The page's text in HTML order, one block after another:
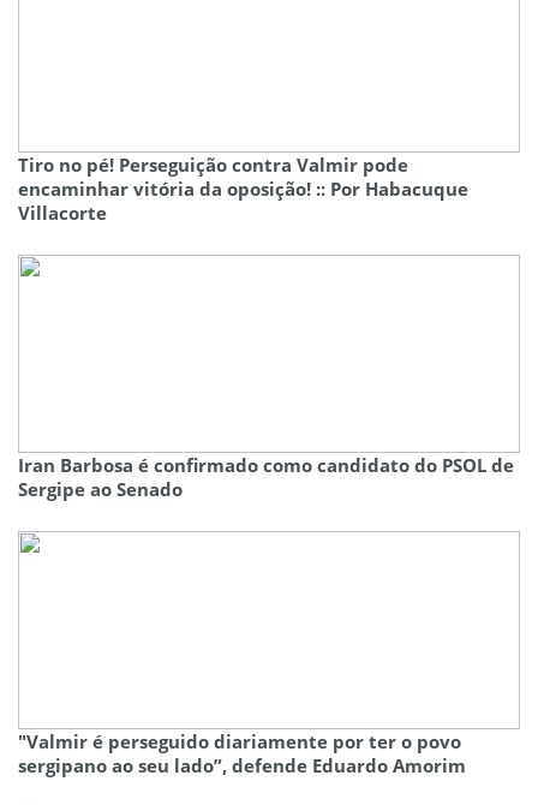
Tiro no pé! Perseguição contra Valmir pode
encaminhar vitória da oposição! :: Por Habacuque
Villacorte
Iran Barbosa é confirmado como candidato do PSOL de
Sergipe ao Senado
"Valmir é perseguido diariamente por ter o povo
sergipano ao seu lado”, defende Eduardo Amorim